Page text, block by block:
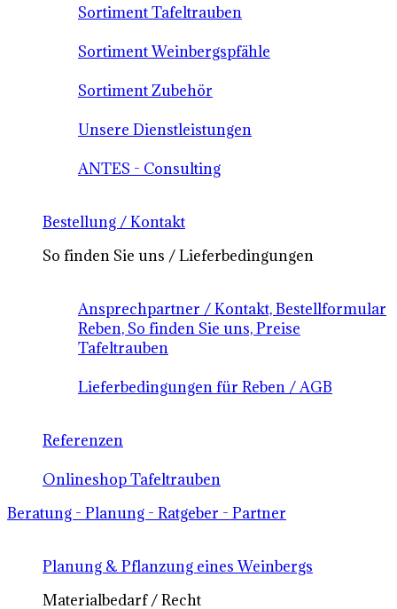
Sortiment Tafeltrauben
Sortiment Weinbergspfähle
Sortiment Zubehör
Unsere Dienstleistungen
ANTES - Consulting
Bestellung / Kontakt
So finden Sie uns / Lieferbedingungen
Ansprechpartner / Kontakt, Bestellformular
Reben, So finden Sie uns, Preise
Tafeltrauben
Lieferbedingungen für Reben / AGB
Referenzen
Onlineshop Tafeltrauben
Beratung - Planung - Ratgeber - Partner
Planung & Pflanzung eines Weinbergs
Materialbedarf / Recht